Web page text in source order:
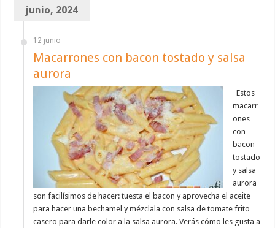
junio, 2024
12 junio
Macarrones con bacon tostado y salsa
aurora
Estos
macarr
ones
con
bacon
tostado
y salsa
aurora
son facilísimos de hacer: tuesta el bacon y aprovecha el aceite
para hacer una bechamel y mézclala con salsa de tomate frito
casero para darle color a la salsa aurora. Verás cómo les gusta a